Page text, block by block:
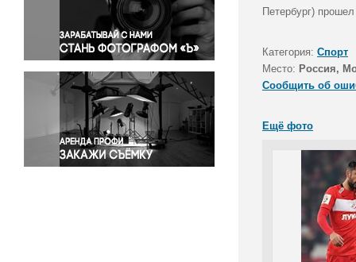
Правосудие
Происшествия и конфликты
Религия
Светская жизнь
Спорт
Экология
Экономика и бизнес
Петербург)
Категория: Спорт
Место: Россия,
Сообщить об
Ещё фото